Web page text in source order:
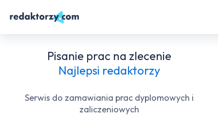
Pisanie prac na zlecenie
Najlepsi redaktorzy
Serwis do zamawiania prac dyplomowych i
zaliczeniowych